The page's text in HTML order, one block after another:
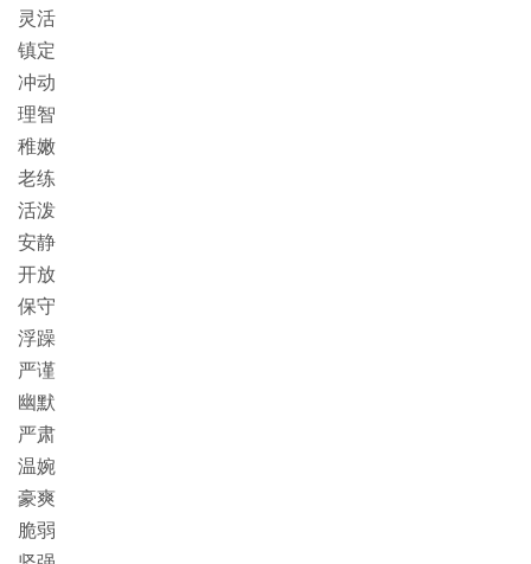
灵活
镇定
冲动
理智
稚嫩
老练
活泼
安静
开放
保守
浮躁
严谨
幽默
严肃
温婉
豪爽
脆弱